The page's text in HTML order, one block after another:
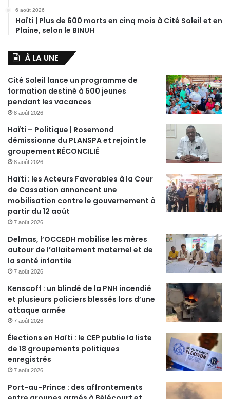
6 août 2026
Haïti | Plus de 600 morts en cinq mois à Cité Soleil et en
Plaine, selon le BINUH
À LA UNE
Cité Soleil lance un programme de
formation destiné à 500 jeunes
pendant les vacances
8 août 2026
Haïti – Politique | Rosemond
démissionne du PLANSPA et rejoint le
groupement RÉCONCILIÉ
8 août 2026
Haïti : les Acteurs Favorables à la Cour
de Cassation annoncent une
mobilisation contre le gouvernement à
partir du 12 août
7 août 2026
Delmas, l’OCCEDH mobilise les mères
autour de l’allaitement maternel et de
la santé infantile
7 août 2026
Kenscoff : un blindé de la PNH incendié
et plusieurs policiers blessés lors d’une
attaque armée
7 août 2026
Élections en Haïti : le CEP publie la liste
de 18 groupements politiques
enregistrés
7 août 2026
Port-au-Prince : des affrontements